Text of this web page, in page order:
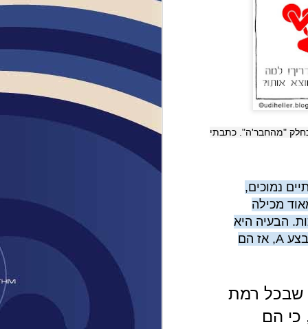
"מהחבר'ה". כתבתי
נמוכים,
מכילה
הבעיה היא
שאוטיסטים רבים מתכחשים לבעיות הללו והם עצמם חושבים שאם הם מסוגלים לבצע A, אז הם
שבכל רמת
כי הם